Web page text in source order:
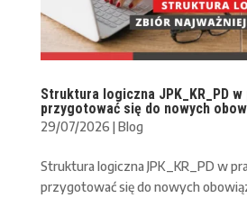
Struktura logiczna JPK_KR_PD
przygotować się do nowych
29/07/2026 |Blog
Struktura logiczna JPK_KR_PD w
przygotować się do nowych